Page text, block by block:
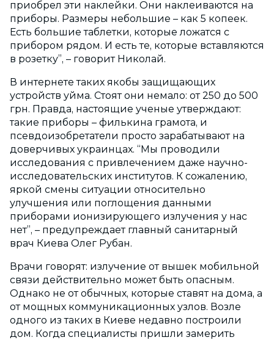
приобрел эти наклейки. Они наклеиваются на
приборы. Размеры небольшие – как 5 копеек.
Есть большие таблетки, которые ложатся с
прибором рядом. И есть те, которые вставляются
в розетку”, – говорит Николай.
В интернете таких якобы защищающих
устройств уйма. Стоят они немало: от 250 до 500
грн. Правда, настоящие ученые утверждают:
такие приборы – филькина грамота, и
псевдоизобретатели просто зарабатывают на
доверчивых украинцах. “Мы проводили
исследования с привлечением даже научно-
исследовательских институтов. К сожалению,
яркой смены ситуации относительно
улучшения или поглощения данными
приборами ионизирующего излучения у нас
нет”, – предупреждает главный санитарный
врач Киева Олег Рубан.
Врачи говорят: излучение от вышек мобильной
связи действительно может быть опасным.
Однако не от обычных, которые ставят на дома, а
от мощных коммуникационных узлов. Возле
одного из таких в Киеве недавно построили
дом. Когда специалисты пришли замерить